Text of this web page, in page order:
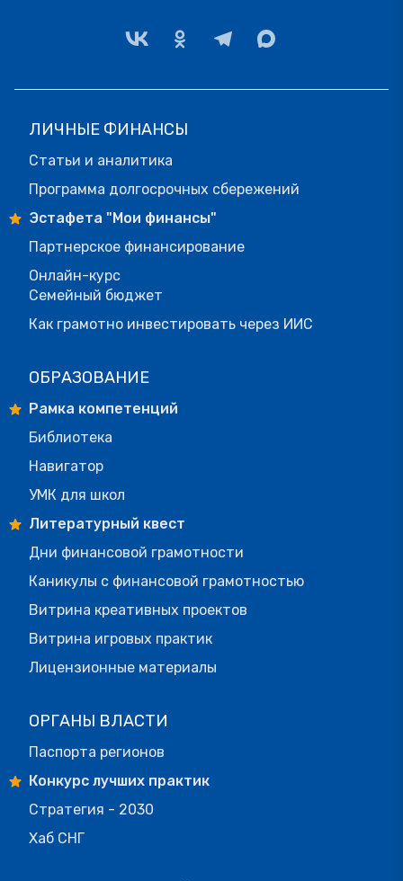
ЛИЧНЫЕ ФИНАНСЫ
Статьи и аналитика
Программа долгосрочных сбережений
Эстафета "Мои финансы"
Партнерское финансирование
Онлайн-курс
Семейный бюджет
Как грамотно инвестировать через ИИС
ОБРАЗОВАНИЕ
Рамка компетенций
Библиотека
Навигатор
УМК для школ
Литературный квест
Дни финансовой грамотности
Каникулы с финансовой грамотностью
Витрина креативных проектов
Витрина игровых практик
Лицензионные материалы
ОРГАНЫ ВЛАСТИ
Паспорта регионов
Конкурс лучших практик
Стратегия - 2030
Хаб СНГ